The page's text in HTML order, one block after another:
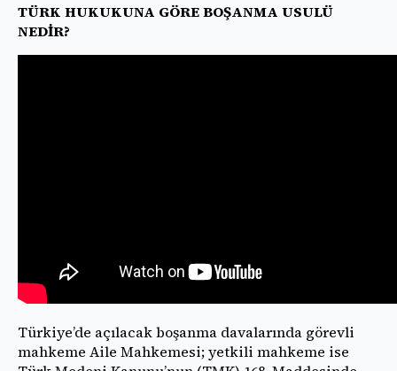
TÜRK HUKUKUNA GÖRE BOŞANMA USULÜ
NEDİR?
Türkiye’de açılacak boşanma davalarında görevli
mahkeme Aile Mahkemesi; yetkili mahkeme ise